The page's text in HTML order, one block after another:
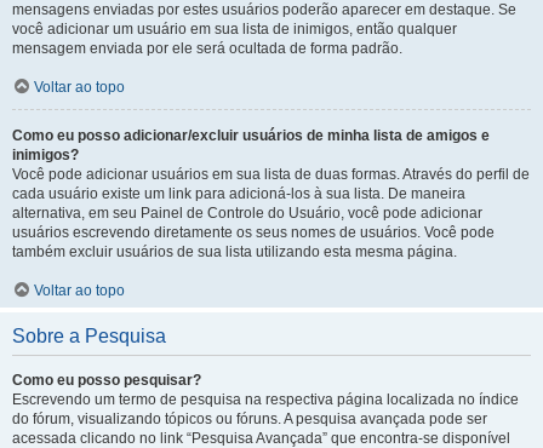
mensagens enviadas por estes usuários poderão aparecer em destaque. Se
você adicionar um usuário em sua lista de inimigos, então qualquer
mensagem enviada por ele será ocultada de forma padrão.
Voltar ao topo
Como eu posso adicionar/excluir usuários de minha lista de amigos e
inimigos?
Você pode adicionar usuários em sua lista de duas formas. Através do perfil de
cada usuário existe um link para adicioná-los à sua lista. De maneira
alternativa, em seu Painel de Controle do Usuário, você pode adicionar
usuários escrevendo diretamente os seus nomes de usuários. Você pode
também excluir usuários de sua lista utilizando esta mesma página.
Voltar ao topo
Sobre a Pesquisa
Como eu posso pesquisar?
Escrevendo um termo de pesquisa na respectiva página localizada no índice
do fórum, visualizando tópicos ou fóruns. A pesquisa avançada pode ser
acessada clicando no link “Pesquisa Avançada” que encontra-se disponível